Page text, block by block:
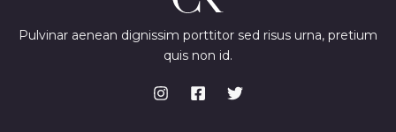
Pulvinar aenean dignissim porttitor sed risus urna, pretium
quis non id.